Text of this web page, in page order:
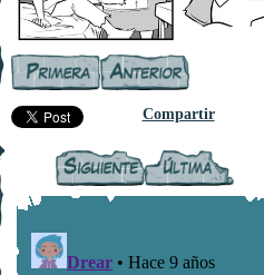
Compartir